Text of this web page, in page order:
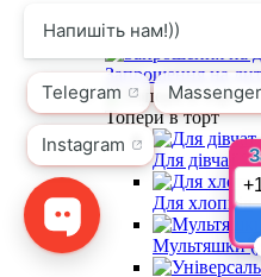
Хлопавки і Дим
Запрошення на
Топери в торт
Для дівчат
Для хлопців
Мультяшки